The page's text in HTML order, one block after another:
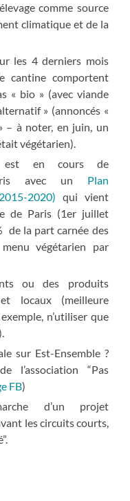
comme source
climatique et de la
les 4 derniers mois
cantine comportent
« bio » (avec viande
» (annoncés «
– à noter, en juin, un
végétarien).
est en cours de
avec un Plan
2020) qui vient
de Paris (1erjuillet
de la part carnée des
végétarien par
ou des produits
locaux (meilleure
n’utiliser que
sur Est-Ensemble ?
l’association “Pas
FB)
d’un projet
les circuits courts,